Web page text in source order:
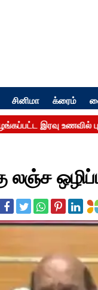
சினிமா க்ரைம்
லஞ்ச